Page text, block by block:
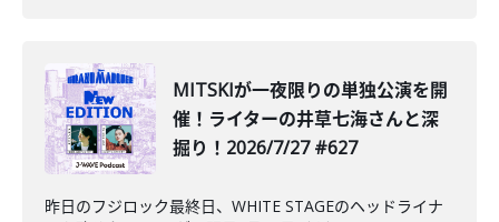
MITSKIが一夜限りの単独公演を開
催！ライターの井草七海さんと深
掘り！2026/7/27 #627
昨日のフジロック最終日、WHITE STAGEのヘッドライナ